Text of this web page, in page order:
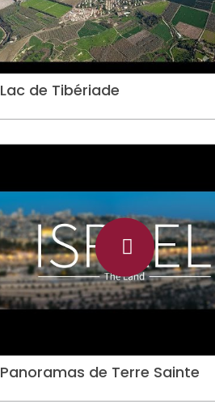
Lac de Tibériade
Panoramas de Terre Sainte